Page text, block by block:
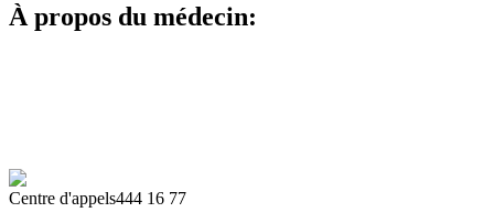
À propos du médecin:
Centre d'appels444 16 77